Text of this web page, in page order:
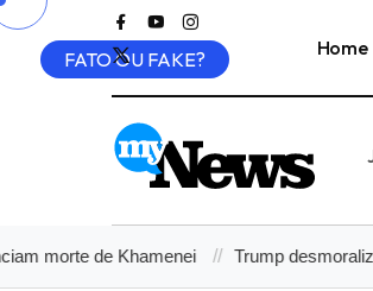
Home
de Khamenei Trump desmoraliza a
FATO OU FAKE?